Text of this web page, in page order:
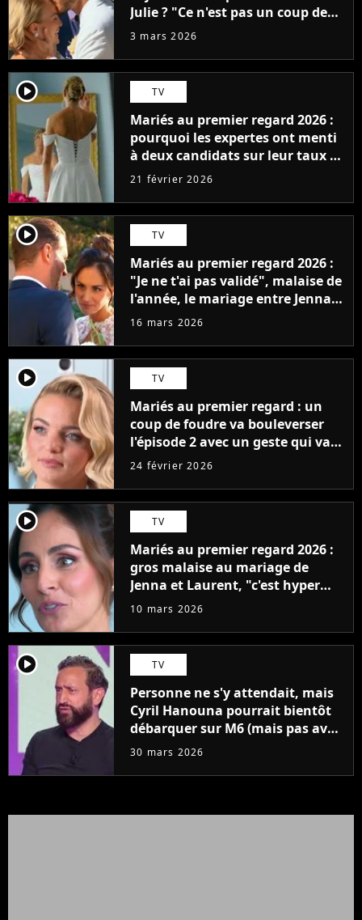
Julie ? "Ce n'est pas un coup de
foudre"
3 mars 2026
player2 TV
Mariés au premier regard 2026 :
pourquoi les expertes ont menti
à deux candidats sur leur taux de
compatibilité
21 février 2026
player2 TV
Mariés au premier regard 2026 :
"Je ne t'ai pas validé", malaise de
l'année, le mariage entre Jenna
et Laurent tourne à la
16 mars 2026
player2 TV
Mariés au premier regard : un
coup de foudre va bouleverser
l'épisode 2 avec un geste qui va
faire fondre les proches
24 février 2026
player2 TV
Mariés au premier regard 2026 :
gros malaise au mariage de
Jenna et Laurent, "c'est hyper
gênant"
10 mars 2026
player2 TV
Personne ne s'y attendait, mais
Cyril Hanouna pourrait bientôt
débarquer sur M6 (mais pas avec
TBT9)
30 mars 2026